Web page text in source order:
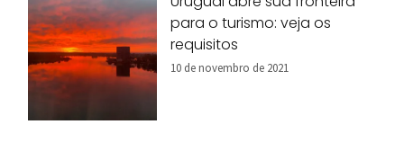
para o turismo: veja os
requisitos
10 de novembro de 2021